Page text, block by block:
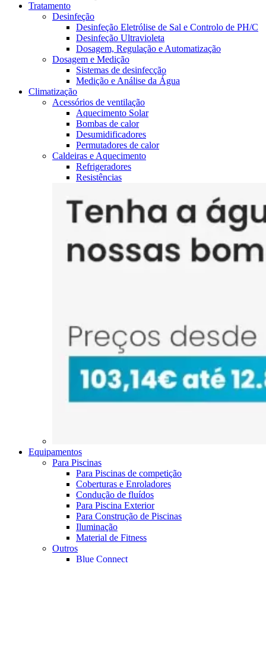
Tratamento
Desinfeção
Desinfeção Eletrólise de Sal e Controlo de PH/C
Desinfeção Ultravioleta
Dosagem, Regulação e Automatização
Dosagem e Medição
Sistemas de desinfecção
Medição e Análise da Água
Climatização
Acessórios de ventilação
Aquecimento Solar
Bombas de calor
Desumidificadores
Permutadores de calor
Caldeiras e Aquecimento
Refrigeradores
Resistências
Equipamentos
Para Piscinas
Para Piscinas de competição
Coberturas e Enroladores
Condução de fluídos
Para Piscina Exterior
Para Construção de Piscinas
Iluminação
Material de Fitness
Outros
Blue Connect